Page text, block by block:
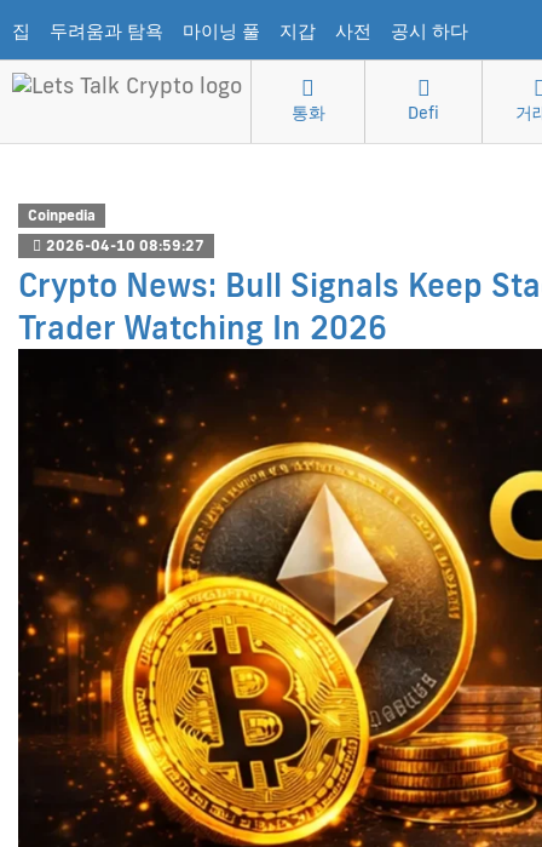
집 두려움과 탐욕 마이닝 풀 지갑 사전 공시 하다
통화 Defi 거
Coinpedia
2026-04-10 08:59:27
Crypto News: Bull Signals Keep
Trader Watching In 2026